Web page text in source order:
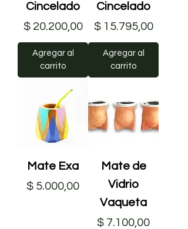
Cincelado
Precio
$ 20.200,00
Agregar al
carrito
Cincelado
Precio
$ 15.795,00
Agregar al
carrito
Mate Exa
Precio
$ 5.000,00
Mate de
Vidrio
Vaqueta
Precio
$ 7.100,00